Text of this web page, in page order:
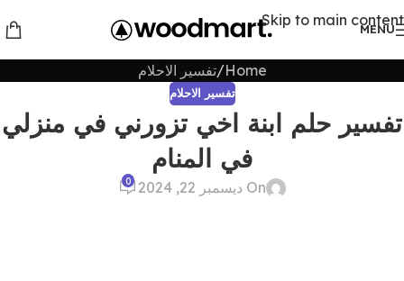
Skip to main content
MENU
Home تفسير الاحلام
تفسير الاحلام
تفسير حلم ابنة اخي تزورني في منزلي
في المنام
On ديسمبر 22, 2024 0